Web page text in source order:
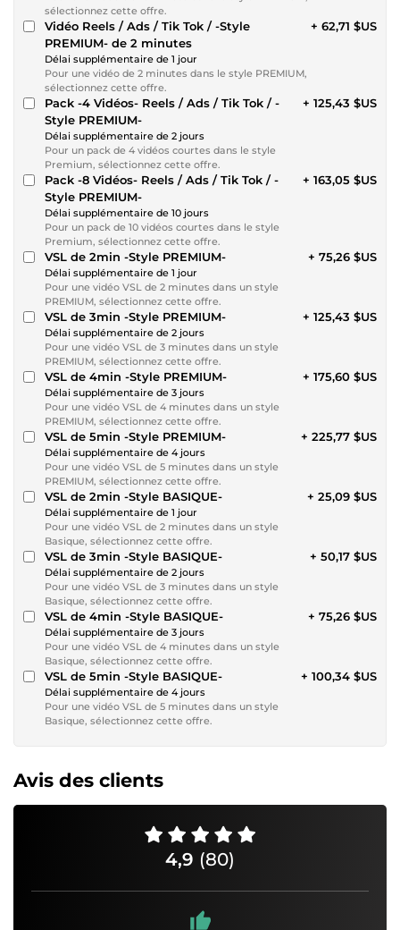
sélectionnez cette offre.
Vidéo Reels / Ads / Tik Tok / -Style
PREMIUM- de 2 minutes
Délai supplémentaire de 1 jour
Pour une vidéo de 2 minutes dans le style PREMIUM,
sélectionnez cette offre.
+ 62,71 $US
Pack -4 Vidéos- Reels / Ads / Tik Tok / -
Style PREMIUM-
Délai supplémentaire de 2 jours
Pour un pack de 4 vidéos courtes dans le style
Premium, sélectionnez cette offre.
+ 125,43 $US
Pack -8 Vidéos- Reels / Ads / Tik Tok / -
Style PREMIUM-
Délai supplémentaire de 10 jours
Pour un pack de 10 vidéos courtes dans le style
Premium, sélectionnez cette offre.
+ 163,05 $US
VSL de 2min -Style PREMIUM-
Délai supplémentaire de 1 jour
Pour une vidéo VSL de 2 minutes dans un style
PREMIUM, sélectionnez cette offre.
+ 75,26 $US
VSL de 3min -Style PREMIUM-
Délai supplémentaire de 2 jours
Pour une vidéo VSL de 3 minutes dans un style
PREMIUM, sélectionnez cette offre.
+ 125,43 $US
VSL de 4min -Style PREMIUM-
Délai supplémentaire de 3 jours
Pour une vidéo VSL de 4 minutes dans un style
PREMIUM, sélectionnez cette offre.
+ 175,60 $US
VSL de 5min -Style PREMIUM-
Délai supplémentaire de 4 jours
Pour une vidéo VSL de 5 minutes dans un style
PREMIUM, sélectionnez cette offre.
+ 225,77 $US
VSL de 2min -Style BASIQUE-
Délai supplémentaire de 1 jour
Pour une vidéo VSL de 2 minutes dans un style
Basique, sélectionnez cette offre.
+ 25,09 $US
VSL de 3min -Style BASIQUE-
Délai supplémentaire de 2 jours
Pour une vidéo VSL de 3 minutes dans un style
Basique, sélectionnez cette offre.
+ 50,17 $US
VSL de 4min -Style BASIQUE-
Délai supplémentaire de 3 jours
Pour une vidéo VSL de 4 minutes dans un style
Basique, sélectionnez cette offre.
+ 75,26 $US
VSL de 5min -Style BASIQUE-
Délai supplémentaire de 4 jours
Pour une vidéo VSL de 5 minutes dans un style
Basique, sélectionnez cette offre.
+ 100,34 $US
Avis des clients
4,9 (80)